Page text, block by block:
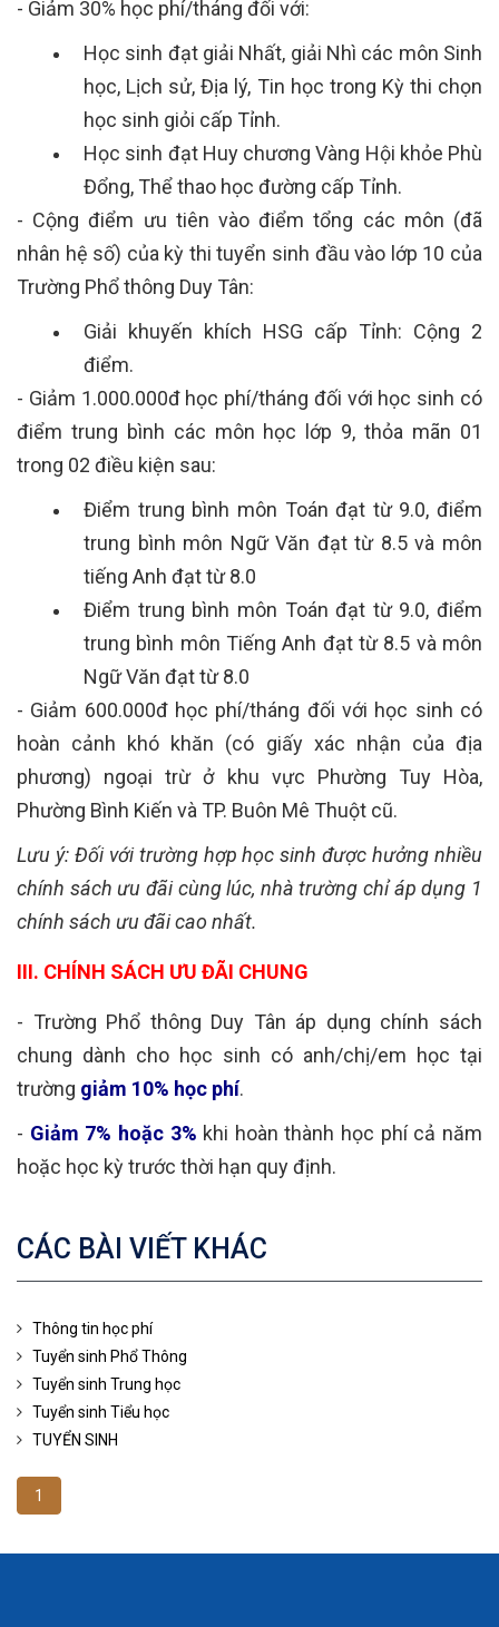
- Giảm 30% học phí/tháng đối với:
Học sinh đạt giải Nhất, giải Nhì các môn Sinh
học, Lịch sử, Địa lý, Tin học trong Kỳ thi chọn
học sinh giỏi cấp Tỉnh.
Học sinh đạt Huy chương Vàng Hội khỏe Phù
Đổng, Thể thao học đường cấp Tỉnh.
- Cộng điểm ưu tiên vào điểm tổng các môn (đã
nhân hệ số) của kỳ thi tuyển sinh đầu vào lớp 10 của
Trường Phổ thông Duy Tân:
Giải khuyến khích HSG cấp Tỉnh: Cộng 2
điểm.
- Giảm 1.000.000đ học phí/tháng đối với học sinh có
điểm trung bình các môn học lớp 9, thỏa mãn 01
trong 02 điều kiện sau:
Điểm trung bình môn Toán đạt từ 9.0, điểm
trung bình môn Ngữ Văn đạt từ 8.5 và môn
tiếng Anh đạt từ 8.0
Điểm trung bình môn Toán đạt từ 9.0, điểm
trung bình môn Tiếng Anh đạt từ 8.5 và môn
Ngữ Văn đạt từ 8.0
- Giảm 600.000đ học phí/tháng đối với học sinh có
hoàn cảnh khó khăn (có giấy xác nhận của địa
phương) ngoại trừ ở khu vực Phường Tuy Hòa,
Phường Bình Kiến và TP. Buôn Mê Thuột cũ.
Lưu ý: Đối với trường hợp học sinh được hưởng nhiều
chính sách ưu đãi cùng lúc, nhà trường chỉ áp dụng 1
chính sách ưu đãi cao nhất.
III. CHÍNH SÁCH ƯU ĐÃI CHUNG
- Trường Phổ thông Duy Tân áp dụng chính sách
chung dành cho học sinh có anh/chị/em học tại
trường giảm 10% học phí.
- Giảm 7% hoặc 3% khi hoàn thành học phí cả năm
hoặc học kỳ trước thời hạn quy định.
CÁC BÀI VIẾT KHÁC
Thông tin học phí
Tuyển sinh Phổ Thông
Tuyển sinh Trung học
Tuyển sinh Tiểu học
TUYỂN SINH
1